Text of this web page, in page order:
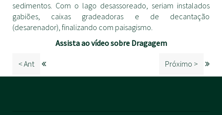
sedimentos. Com o lago desassoreado, seriam instalados
gabiões, caixas gradeadoras e de decantação
(desarenador), finalizando com paisagismo.
Assista ao vídeo sobre Dragagem
< Ant Próximo >